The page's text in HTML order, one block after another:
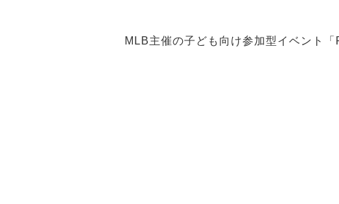
MLB主催の子ども向け参加型イベント